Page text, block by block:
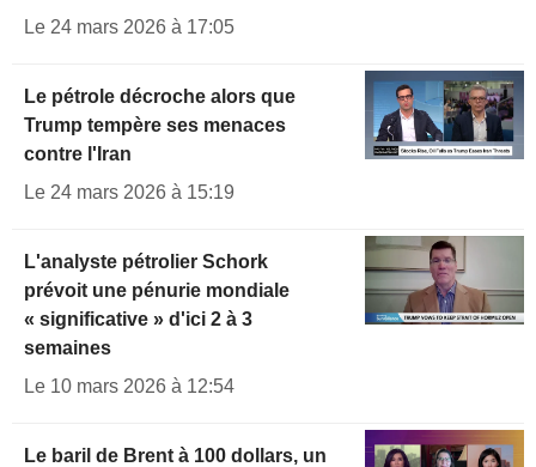
Le 24 mars 2026 à 17:05
Le pétrole décroche alors que
Trump tempère ses menaces
contre l'Iran
Le 24 mars 2026 à 15:19
L'analyste pétrolier Schork
prévoit une pénurie mondiale
« significative » d'ici 2 à 3
semaines
Le 10 mars 2026 à 12:54
Le baril de Brent à 100 dollars, un